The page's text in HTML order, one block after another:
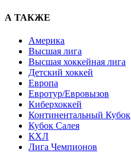
А ТАКЖЕ
Америка
Высшая лига
Высшая хоккейная лига
Детский хоккей
Европа
Евротур/Евровызов
Киберхоккей
Континентальный Кубок
Кубок Салея
КХЛ
Лига Чемпионов